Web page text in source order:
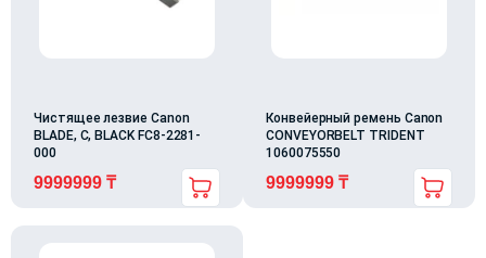
Чистящее лезвие Canon
BLADE, C, BLACK FC8-2281-
000
9999999 ₸
Конвейерный ремень Canon
CONVEYORBELT TRIDENT
1060075550
9999999 ₸